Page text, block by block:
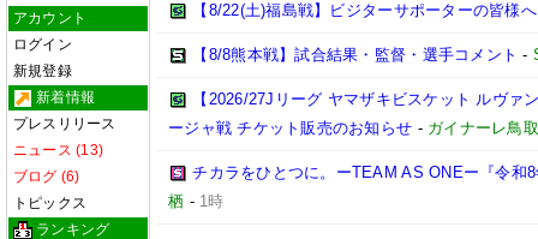
アカウント
ログイン
新規登録
新着情報
プレスリリース
ニュース (13)
ブログ (6)
トピックス
ランキング
【8/22(土)福島戦】ビジターサポーターの皆様へ
【8/8熊本戦】試合結果・監督・選手コメント -
【2026/27Jリーグ ヤマザキビスケット ルヴ
ージャ戦 チケット販売のお知らせ - ガイナーレ鳥取
チカラをひとつに。ーTEAM AS ONEー『令和
栖 - 1時